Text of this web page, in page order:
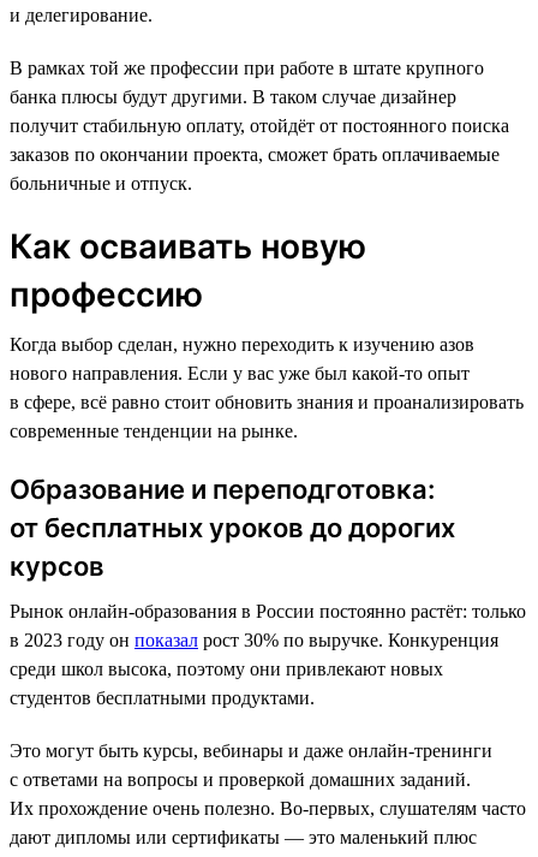
и делегирование.
В рамках той же профессии при работе в штате крупного
банка плюсы будут другими. В таком случае дизайнер
получит стабильную оплату, отойдёт от постоянного поиска
заказов по окончании проекта, сможет брать оплачиваемые
больничные и отпуск.
Как осваивать новую
профессию
Когда выбор сделан, нужно переходить к изучению азов
нового направления. Если у вас уже был какой-то опыт
в сфере, всё равно стоит обновить знания и проанализировать
современные тенденции на рынке.
Образование и переподготовка:
от бесплатных уроков до дорогих
курсов
Рынок онлайн-образования в России постоянно растёт: только
в 2023 году он показал рост 30% по выручке. Конкуренция
среди школ высока, поэтому они привлекают новых
студентов бесплатными продуктами.
Это могут быть курсы, вебинары и даже онлайн-тренинги
с ответами на вопросы и проверкой домашних заданий.
Их прохождение очень полезно. Во-первых, слушателям часто
дают дипломы или сертификаты — это маленький плюс